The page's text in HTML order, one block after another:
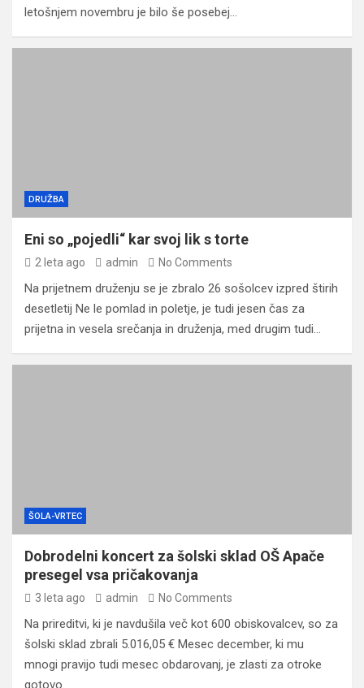
letošnjem novembru je bilo še posebej…
DRUŽBA
Eni so „pojedli“ kar svoj lik s torte
2 leta ago admin No Comments
Na prijetnem druženju se je zbralo 26 sošolcev izpred štirih
desetletij Ne le pomlad in poletje, je tudi jesen čas za
prijetna in vesela srečanja in druženja, med drugim tudi…
ŠOLA-VRTEC
Dobrodelni koncert za šolski sklad OŠ Apače
presegel vsa pričakovanja
3 leta ago admin No Comments
Na prireditvi, ki je navdušila več kot 600 obiskovalcev, so za
šolski sklad zbrali 5.016,05 € Mesec december, ki mu
mnogi pravijo tudi mesec obdarovanj, je zlasti za otroke
gotovo…